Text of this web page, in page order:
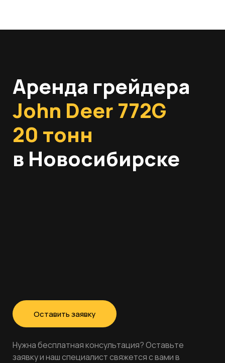
Оставить заявку
Нужна бесплатная консультация? Оставьте
заявку и наш специалист свяжется с вами в
в Новосибирске
Аренда грейдера
John Deer 772G
20 тонн